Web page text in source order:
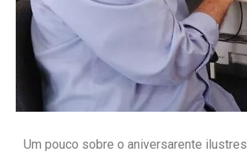
Um pouco sobre o aniversarente ilustres